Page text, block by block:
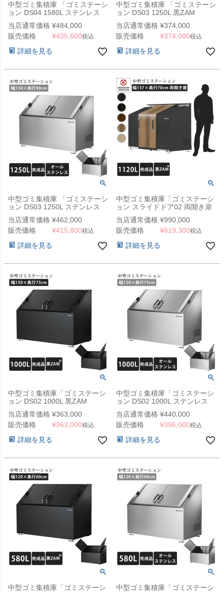
中型ゴミ集積庫 「ゴミステーシ
ョン DS04 1580L ステンレス
W1900×D900×H1100mm」
当店通常価格 ¥484,000
販売価格
¥435,600税込
詳細を見る
中型ゴミ集積庫 「ゴミステーシ
ョン DS03 1250L 黒ZAM
W1500×900×H1100mm」
当店通常価格 ¥374,000
販売価格
¥374,000税込
詳細を見る
中型ゴミ集積庫 「ゴミステーシ
ョン DS03 1250L ステンレス
W1500×D900×H1100mm」
当店通常価格 ¥462,000
販売価格
¥415,800税込
詳細を見る
中型ゴミ集積庫「ゴミステーシ
ョン スライドドア02 両開き扉
1120L 黒ZAM」 ※法人宛配送
限定 （SN）
当店通常価格 ¥990,000
販売価格
¥619,300税込
詳細を見る
中型ゴミ集積庫「ゴミステーシ
ョン DS02 1000L 黒ZAM
W1500×D750×H1100mm」 ※
法人宛配送限定（SN）
当店通常価格 ¥363,000
販売価格
¥363,000税込
詳細を見る
中型ゴミ集積庫「ゴミステーシ
ョン DS02 1000L ステンレス
W1500×D750×H1100mm」 ※
法人宛配送限定（SN）
当店通常価格 ¥440,000
販売価格
¥396,000税込
詳細を見る
中型ゴミ集積庫「ゴミステーシ
中型ゴミ集積庫「ゴミステーシ